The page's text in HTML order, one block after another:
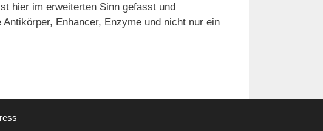
hier im erweiterten Sinn gefasst und
Enhancer, Enzyme und nicht nur ein